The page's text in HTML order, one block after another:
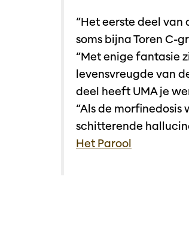
“Het eerste deel
soms bijna Toren C-
“Met enige fantasie
levensvreugde van
deel heeft UMA je
“Als de
schitterende
Het Parool
Inzoomen